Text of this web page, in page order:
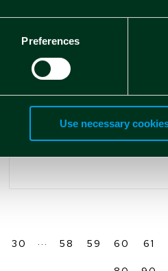
Preferences
Use necessary
L’assemblea di
Spindox S.p.A.
approva il
2021
Martina Raimondo Apr 29
30 ... 58 59 60 61